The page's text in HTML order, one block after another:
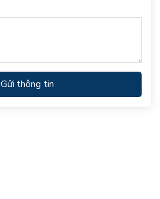
Gửi thông tin